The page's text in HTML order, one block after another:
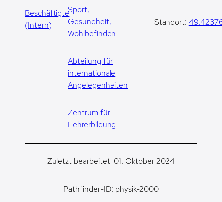
Beschäftigte
(Intern)
Sport,
Gesundheit,
Wohlbefinden
Abteilung für
internationale
Angelegenheiten
Zentrum für
Lehrerbildung
Standort:
Zuletzt bearbeitet: 01. Oktober 2024
Pathfinder-ID: physik-2000